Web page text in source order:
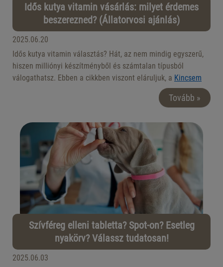
Idős kutya vitamin vásárlás: milyet érdemes
beszerezned? (Állatorvosi ajánlás)
2025.06.20
Idős kutya vitamin választás? Hát, az nem mindig egyszerű,
hiszen milliónyi készítményből és számtalan típusból
válogathatsz. Ebben a cikkben viszont eláruljuk, a Kincsem
állatorvosai szerint milyen
vitaminokra van leginkább szükségük korosabb
érdemes leginkább beszerezned.
Tovább »
Szívféreg elleni tabletta? Spot-on? Esetleg
nyakörv? Válassz tudatosan!
2025.06.03